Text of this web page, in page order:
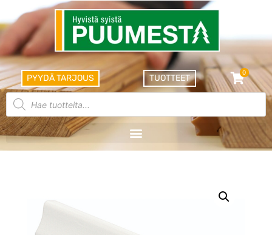
PYYDÄ TARJOUS TUOTTEET
0